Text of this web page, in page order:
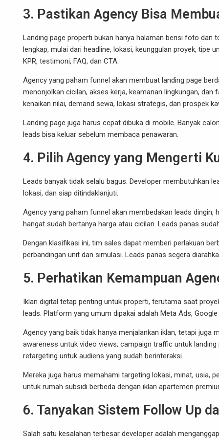
3. Pastikan Agency Bisa
Landing page properti bukan hanya halaman berisi foto dan
lengkap, mulai dari headline, lokasi, keunggulan proyek, tipe
KPR, testimoni, FAQ, dan CTA.
Agency yang paham funnel akan membuat landing page
menonjolkan cicilan, akses kerja, keamanan lingkungan,
kenaikan nilai, demand sewa, lokasi strategis, dan prospek
Landing page juga harus cepat dibuka di mobile. Banyak
leads bisa keluar sebelum membaca penawaran.
4. Pilih Agency yang Mengerti
Leads banyak tidak selalu bagus. Developer membutuhkan
lokasi, dan siap ditindaklanjuti.
Agency yang paham funnel akan membedakan leads
hangat sudah bertanya harga atau cicilan. Leads panas
Dengan klasifikasi ini, tim sales dapat memberi perlakuan
perbandingan unit dan simulasi. Leads panas segera
5. Perhatikan Kemampuan
Iklan digital tetap penting untuk properti, terutama saat
leads. Platform yang umum dipakai adalah Meta Ads,
Agency yang baik tidak hanya menjalankan iklan, tetapi
awareness untuk video views, campaign traffic untuk
retargeting untuk audiens yang sudah berinteraksi.
Mereka juga harus memahami targeting lokasi, minat, usia,
untuk rumah subsidi berbeda dengan iklan apartemen
6. Tanyakan Sistem Follow Up
Salah satu kesalahan terbesar developer adalah